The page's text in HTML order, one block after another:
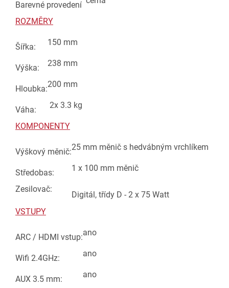
Barevné provedení
ROZMĚRY
Šířka: 150 mm
Výška: 238 mm
Hloubka:200 mm
Váha: 2x 3.3 kg
KOMPONENTY
Výškový měnič:25 mm měnič s hedvábným vrchlíkem
Středobas: 1 x 100 mm měnič
Zesilovač:
Digitál, třídy D - 2 x 75 Watt
VSTUPY
ARC / HDMI vstup:ano
Wifi 2.4GHz: ano
AUX 3.5 mm: ano